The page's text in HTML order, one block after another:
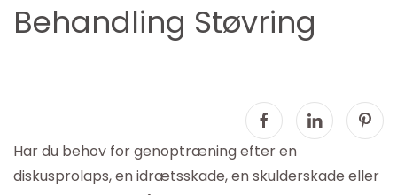
Behandling Støvring
Har du behov for genoptræning efter en
diskusprolaps, en idrætsskade, en skulderskade eller